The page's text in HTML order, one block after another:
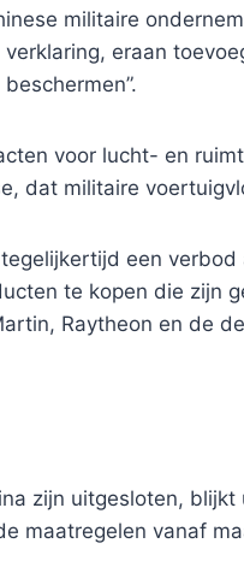
militaire
eraan
voor lucht- en
dat militaire
een
te kopen die zijn
Raytheon en de
zijn uitgesloten, blijkt
maatregelen vanaf